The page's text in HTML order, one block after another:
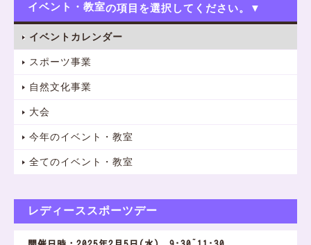
イベント・教室
イベントカレンダー
スポーツ事業
自然文化事業
大会
今年のイベント・教室
全てのイベント・教室
レディーススポーツデー